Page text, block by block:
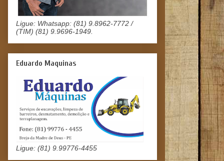
Ligue: Whatsapp: (81) 9.8962-7772 /
(TIM) (81) 9.9696-1949.
Eduardo Maquinas
Ligue: (81) 9.99776-4455